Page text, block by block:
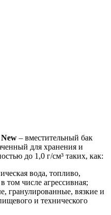
– вместительный бак
для хранения и
до 1,0 г/см³ таких, как:
вода, топливо,
том числе агрессивная;
гранулированные, вязкие и
и технического